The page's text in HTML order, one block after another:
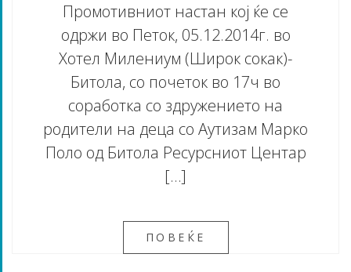
Промотивниот настан кој ќе се
одржи во Петок, 05.12.2014г. во
Хотел Милениум (Широк сокак)-
Битола, со почеток во 17ч во
соработка со здружението на
родители на деца со Аутизам Марко
Поло од Битола Ресурсниот Центар
[…]
ПОВЕЌЕ